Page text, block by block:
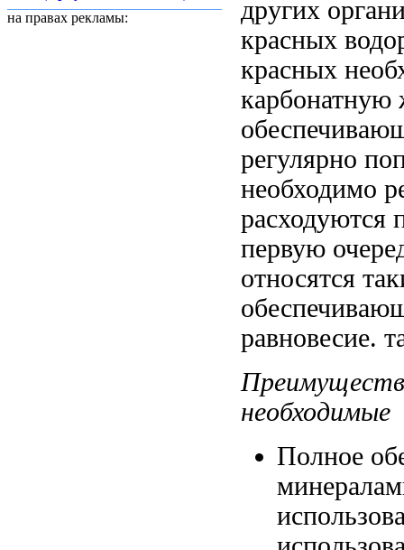
на правах рекламы:
других
красных
красных
карбонатную
регулярно
необходимо
расходуются
первую
относятся
равновесие.
необходимые
Полное